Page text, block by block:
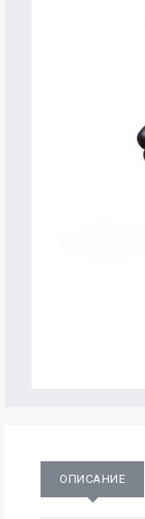
ОПИСАНИЕ